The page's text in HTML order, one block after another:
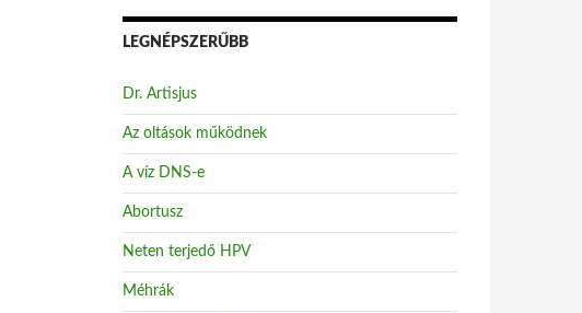
LEGNÉPSZERŰBB
Dr. Artisjus
Az oltások működnek
A víz DNS-e
Abortusz
Neten terjedő HPV
Méhrák